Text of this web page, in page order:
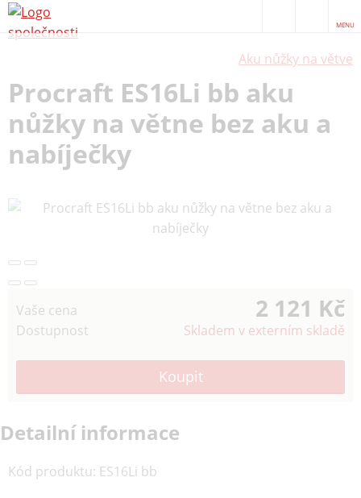
MENU
Aku nůžky na větve
Procraft ES16Li bb aku
nůžky na větne bez aku a
nabíječky
Vaše cena 2 121 Kč
Dostupnost Skladem v externím skladě
Detailní informace
Kód produktu: ES16Li bb